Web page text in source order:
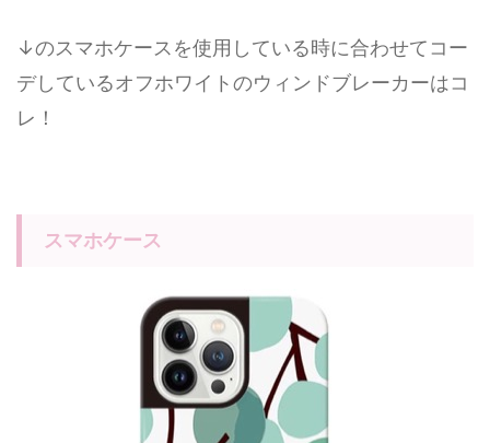
↓のスマホケースを使用している時に合わせてコー
デしているオフホワイトのウィンドブレーカーはコ
レ！
スマホケース